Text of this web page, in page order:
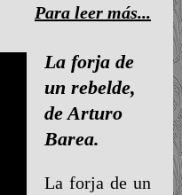
Para leer más...
La forja de
un rebelde,
de Arturo
Barea.
La forja de un